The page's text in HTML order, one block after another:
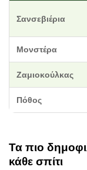
Σανσεβιέρια
Μονστέρα
Ζαμιοκούλκας
Πόθος
Τα πιο
κάθε σπίτι